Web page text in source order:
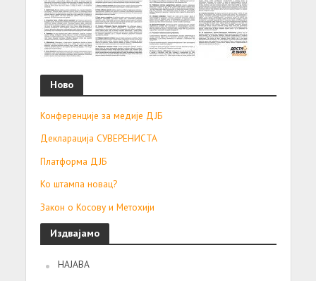
Ново
Конференције за медије ДЈБ
Декларација СУВЕРЕНИСТА
Платформа ДЈБ
Ко штампа новац?
Закон о Косову и Метохији
Издвајамо
НАЈАВА